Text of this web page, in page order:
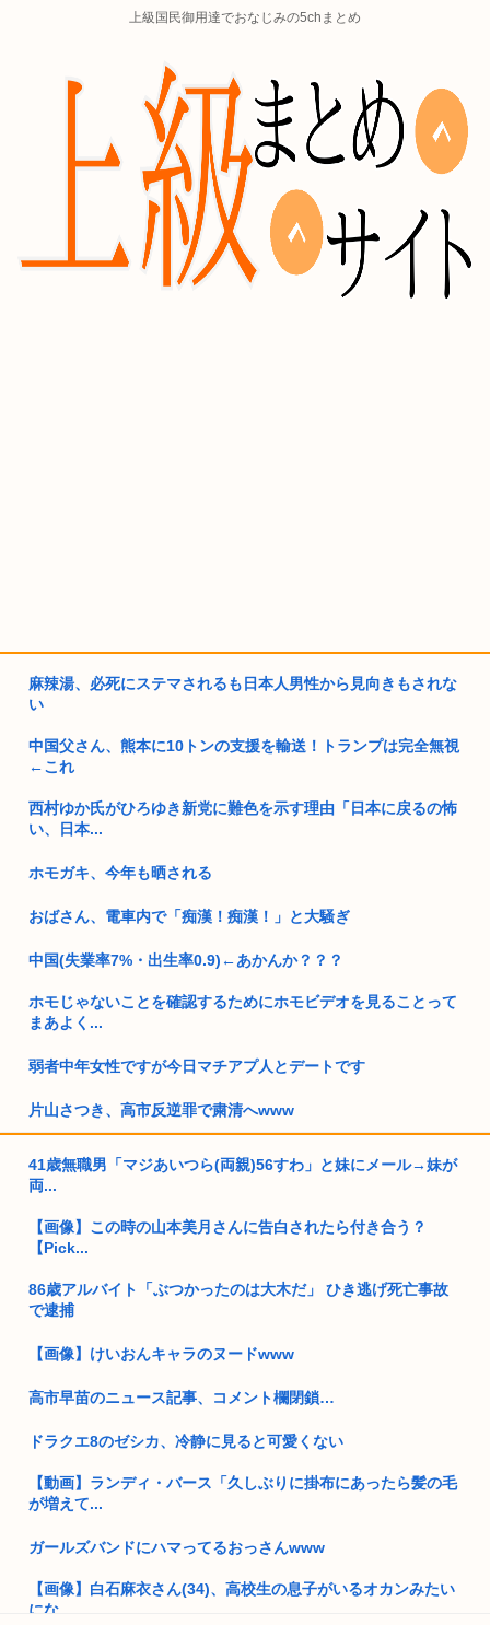
上級国民御用達でおなじみの5chまとめ
麻辣湯、必死にステマされるも日本人男性から見向きもされな
い
中国父さん、熊本に10トンの支援を輸送！トランプは完全無視
←これ
西村ゆか氏がひろゆき新党に難色を示す理由「日本に戻るの怖
い、日本...
ホモガキ、今年も晒される
おばさん、電車内で「痴漢！痴漢！」と大騒ぎ
中国(失業率7%・出生率0.9)←あかんか？？？
ホモじゃないことを確認するためにホモビデオを見ることって
まあよく...
弱者中年女性ですが今日マチアプ人とデートです
片山さつき、高市反逆罪で粛清へwww
島カープ...
使いす...
炎上
かったで...
お盆休み3日目はじめる 高市早苗「休みは義務よ
【画像】のり弁の価格、庶民には届かなくなってしまう
【画像】まんさん「パパ活してた過去なんて女子はいちいち覚
えてない...
仲間と1300ccのバイクでツーリングしていた男性(45)、道路...
イスラム教「天国では男一人につき72人の美少女（永遠の処
女）があ...
41歳無職男「マジあいつら(両親)56すわ」と妹にメール→妹が
両...
【画像】この時の山本美月さんに告白されたら付き合う？
【Pick...
86歳アルバイト「ぶつかったのは大木だ」 ひき逃げ死亡事故
で逮捕
【画像】けいおんキャラのヌードwww
高市早苗のニュース記事、コメント欄閉鎖…
ドラクエ8のゼシカ、冷静に見ると可愛くない
【動画】ランディ・バース「久しぶりに掛布にあったら髪の毛
が増えて...
ガールズバンドにハマってるおっさんwww
【画像】白石麻衣さん(34)、高校生の息子がいるオカンみたい
にな...